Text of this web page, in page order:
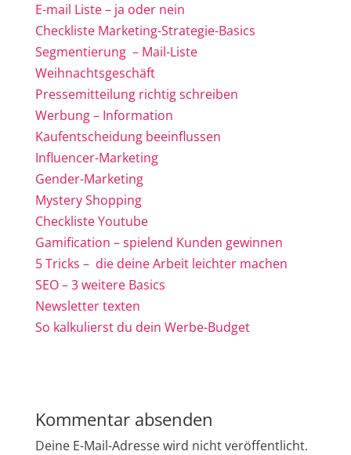
E-mail Liste – ja oder nein
Checkliste Marketing-Strategie-Basics
Segmentierung – Mail-Liste
Weihnachtsgeschäft
Pressemitteilung richtig schreiben
Werbung – Information
Kaufentscheidung beeinflussen
Influencer-Marketing
Gender-Marketing
Mystery Shopping
Checkliste Youtube
Gamification – spielend Kunden gewinnen
5 Tricks – die deine Arbeit leichter machen
SEO – 3 weitere Basics
Newsletter texten
So kalkulierst du dein Werbe-Budget
Kommentar absenden
Deine E-Mail-Adresse wird nicht veröffentlicht.